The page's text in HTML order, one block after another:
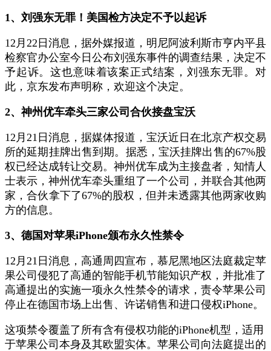
1、刘强东无罪！美国检方决定不予以起诉
12月22日消息，据外媒报道，明尼阿波利斯市亨内平县
检察官办公室今日公布刘强东事件的调查结果，决定不
予起诉。这也意味着该案正式结案，刘强东无罪。对
此，京东发布声明称，欢迎这个决定。
2、神州优车牵头三家公司合伙接盘宝沃
12月21日消息，据媒体报道，宝沃近日在北京产权交易
所的延期挂牌出售到期。据悉，宝沃挂牌出售的67%股
权已经达成转让交易。神州优车成为主接盘者，知情人
士表示，神州优车牵头重组了一个公司，并联合其他两
家，合伙拿下了67%的股权，但并未透露其他两家收购
方的信息。
3、德国对苹果iPhone颁布永久性禁令
12月21日消息，高通周四宣布，慕尼黑地区法庭裁定苹
果公司侵犯了高通的智能手机节能知识产权，并批准了
高通提出的实施一项永久性禁令的请求，责令苹果公司
停止在德国市场上出售、许诺销售和进口侵权iPhone。
这项禁令覆盖了所有含有侵权功能的iPhone机型，适用
于苹果公司本身及其欧盟实体。苹果公司向法庭提出的